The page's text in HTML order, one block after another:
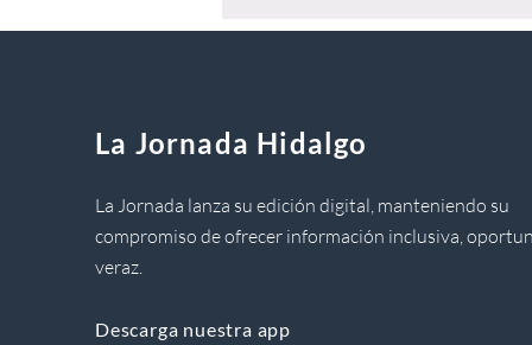
La Jornada Hidalgo
La Jornada lanza su edición digital, manteniendo su
compromiso de ofrecer información inclusiva,
veraz.
Descarga nuestra app